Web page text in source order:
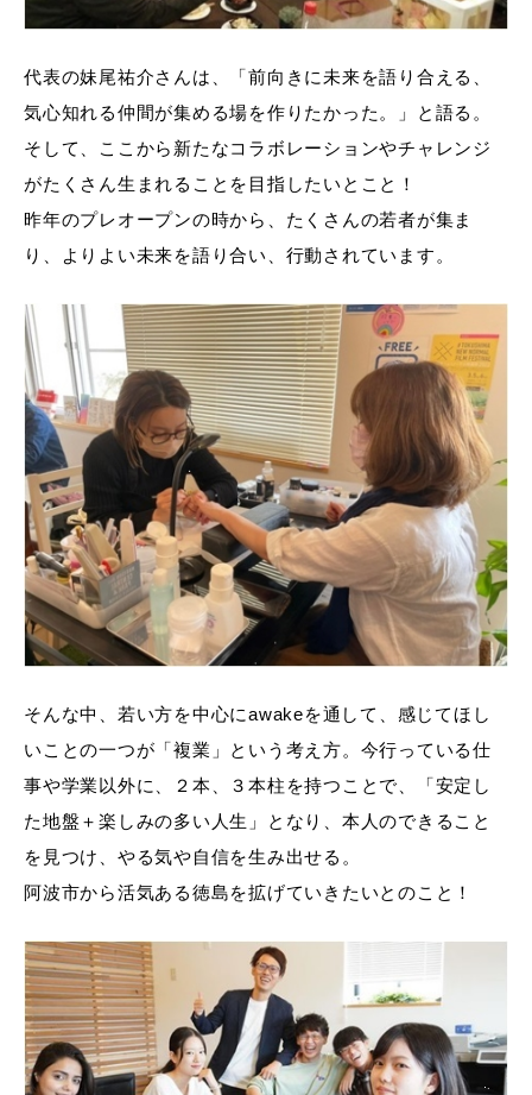
代表の妹尾祐介さんは、「前向きに未来を語り合える、
気心知れる仲間が集める場を作りたかった。」と語る。
そして、ここから新たなコラボレーションやチャレンジ
がたくさん生まれることを目指したいとこと！
昨年のプレオープンの時から、たくさんの若者が集ま
り、よりよい未来を語り合い、行動されています。
そんな中、若い方を中心にawakeを通して、感じてほし
いことの一つが「複業」という考え方。今行っている仕
事や学業以外に、２本、３本柱を持つことで、「安定し
た地盤＋楽しみの多い人生」となり、本人のできること
を見つけ、やる気や自信を生み出せる。
阿波市から活気ある徳島を拡げていきたいとのこと！